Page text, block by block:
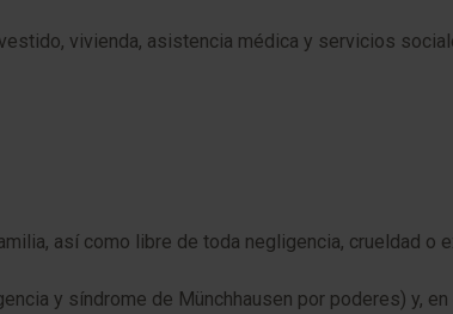
vivienda, asistencia médica y servicios
así como libre de toda negligencia, crueldad o
y síndrome de Münchhausen por poderes) y,